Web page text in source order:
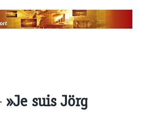
»Je suis Jörg